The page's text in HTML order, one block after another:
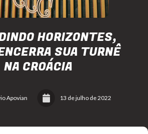
HORIZONTES,
SUA TURNÊ
NA CROÁCIA
Apovian 13 de julho de 2022